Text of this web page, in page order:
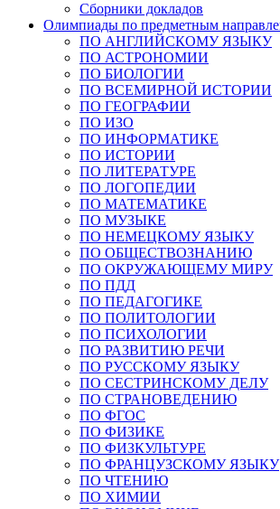
Сборники докладов
Олимпиады по предметным
ПО АНГЛИЙСКОМУ ЯЗЫКУ
ПО АСТРОНОМИИ
ПО БИОЛОГИИ
ПО ВСЕМИРНОЙ ИСТОРИИ
ПО ГЕОГРАФИИ
ПО ИЗО
ПО ИНФОРМАТИКЕ
ПО ИСТОРИИ
ПО ЛИТЕРАТУРЕ
ПО ЛОГОПЕДИИ
ПО МАТЕМАТИКЕ
ПО МУЗЫКЕ
ПО НЕМЕЦКОМУ ЯЗЫКУ
ПО ОБЩЕСТВОЗНАНИЮ
ПО ОКРУЖАЮЩЕМУ МИРУ
ПО ПДД
ПО ПЕДАГОГИКЕ
ПО ПОЛИТОЛОГИИ
ПО ПСИХОЛОГИИ
ПО РАЗВИТИЮ РЕЧИ
ПО РУССКОМУ ЯЗЫКУ
ПО СЕСТРИНСКОМУ ДЕЛУ
ПО СТРАНОВЕДЕНИЮ
ПО ФГОС
ПО ФИЗИКЕ
ПО ФИЗКУЛЬТУРЕ
ПО ФРАНЦУЗСКОМУ ЯЗЫКУ
ПО ЧТЕНИЮ
ПО ХИМИИ